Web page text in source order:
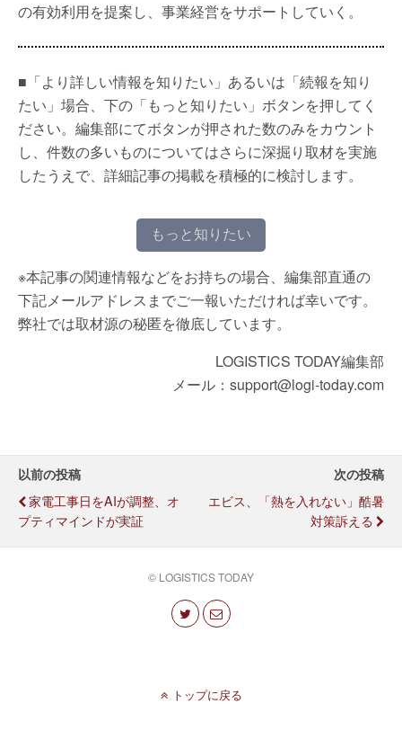
の有効利用を提案し、事業経営をサポートしていく。
■「より詳しい情報を知りたい」あるいは「続報を知り
たい」場合、下の「もっと知りたい」ボタンを押してく
ださい。編集部にてボタンが押された数のみをカウント
し、件数の多いものについてはさらに深掘り取材を実施
したうえで、詳細記事の掲載を積極的に検討します。
もっと知りたい
※本記事の関連情報などをお持ちの場合、編集部直通の
下記メールアドレスまでご一報いただければ幸いです。
弊社では取材源の秘匿を徹底しています。
LOGISTICS TODAY編集部
メール：support@logi-today.com
以前の投稿
家電工事日をAIが調整、オ
プティマインドが実証
次の投稿
エビス、「熱を入れない」酷暑
対策訴える
© LOGISTICS TODAY
トップに戻る